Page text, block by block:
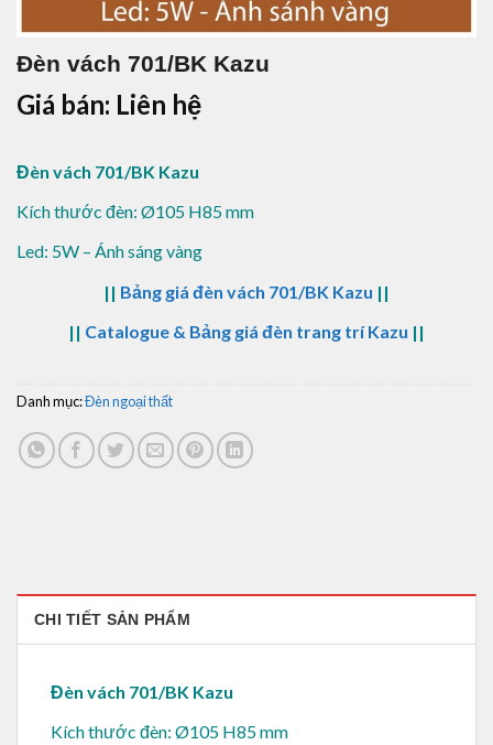
Đèn vách 701/BK Kazu
Giá bán: Liên hệ
Đèn vách 701/BK Kazu
Kích thước đèn: Ø105 H85 mm
Led: 5W – Ánh sáng vàng
|| Bảng giá đèn vách 701/BK Kazu ||
|| Catalogue & Bảng giá đèn trang trí Kazu ||
Danh mục:Đèn ngoại thất
CHI TIẾT SẢN PHẨM
Đèn vách 701/BK Kazu
Kích thước đèn: Ø105 H85 mm